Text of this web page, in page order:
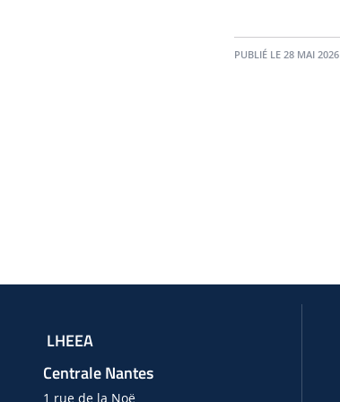
PUBLIÉ LE 28 MAI 2026
LHEEA
Centrale Nantes
1 rue de la Noë